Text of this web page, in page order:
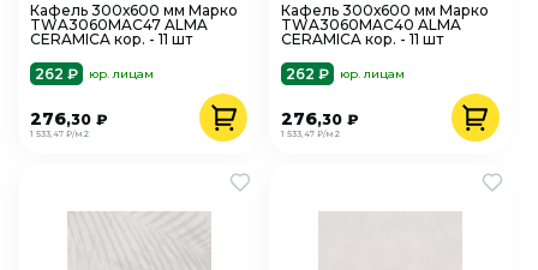
Кафель 300х600 мм Марко
TWA3060MAC47 ALMA
CERAMICA кор. - 11 шт
262 ₽
юр. лицам
1 533,47 ₽/м2
276,30 ₽
Кафель 300х600 мм Марко
TWA3060MAC40 ALMA
CERAMICA кор. - 11 шт
262 ₽
юр. лицам
1 533,47 ₽/м2
276,30 ₽